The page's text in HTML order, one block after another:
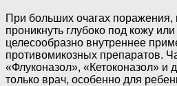
При больших очагах поражения,
проникнуть глубоко под кожу
целесообразно внутреннее
противомикозных препаратов.
«Флуконазол», «Кетоконазол» и
только врач, особенно для